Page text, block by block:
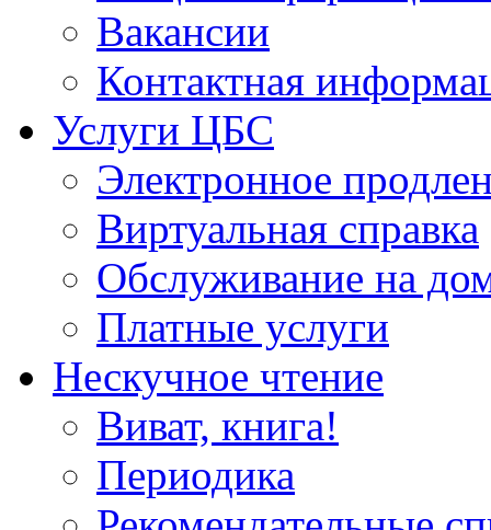
Вакансии
Контактная
Услуги ЦБС
Электронное
Виртуальная справка
Обслуживание на
Платные услуги
Нескучное чтение
Виват, книга!
Периодика